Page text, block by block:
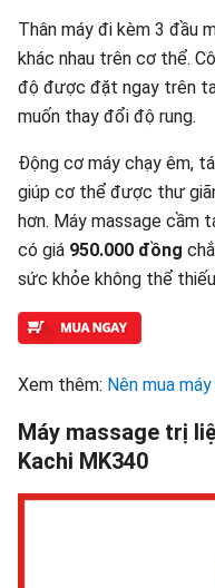
Thân máy đi kèm 3 đầu
khác nhau trên cơ thể.
độ được đặt ngay trên
muốn thay đổi độ rung.
Động cơ máy chạy êm,
giúp cơ thể được thư
hơn. Máy massage cầm
có giá 950.000 đồng
sức khỏe không thể
Xem thêm: Nên mua
Máy massage trị
Kachi MK340